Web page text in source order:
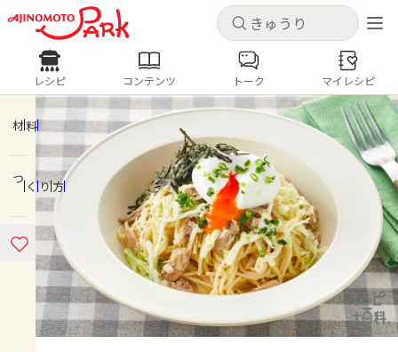
キャンセル
ログインするとレシピを保存できます
ログイン 新規登録
ホーム
コンテンツ
レシピ
キャンセル
レシピ コンテンツ
人気の食材・レシピ
きゅうり なす トマト
とうもろこし
ピーマン
みょうが ゴーヤ
レシピ コンテンツ トーク マイレシピ
材料
つくり方